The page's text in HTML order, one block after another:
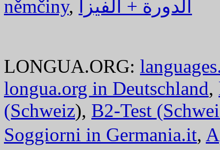
němčiny, الدورة + الفيزا
LONGUA.ORG:
longua.org in Deutschland,
(Schweiz), B2-Test
Soggiorni in Germania.it,